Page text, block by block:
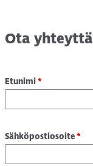
Ota yhteyttä
Etunimi*
Sähköpostiosoite*